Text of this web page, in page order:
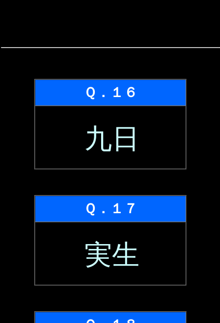
Ｑ．１６
九日
Ｑ．１７
実生